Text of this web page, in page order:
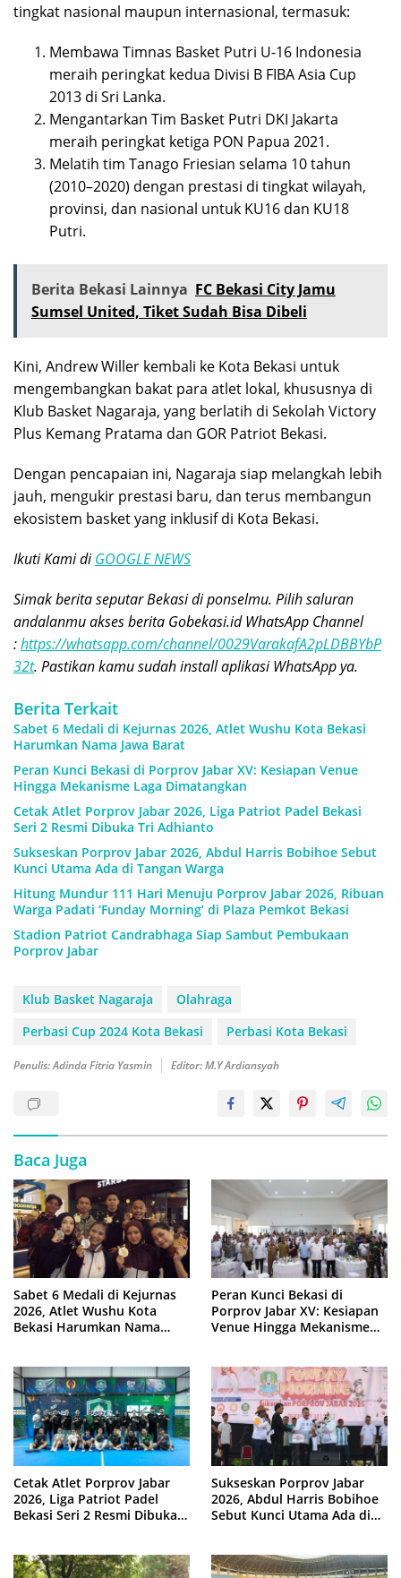
tingkat nasional maupun internasional, termasuk:
Membawa Timnas Basket Putri U-16 Indonesia
meraih peringkat kedua Divisi B FIBA Asia Cup
2013 di Sri Lanka.
Mengantarkan Tim Basket Putri DKI Jakarta
meraih peringkat ketiga PON Papua 2021.
Melatih tim Tanago Friesian selama 10 tahun
(2010–2020) dengan prestasi di tingkat wilayah,
provinsi, dan nasional untuk KU16 dan KU18
Putri.
Berita Bekasi Lainnya FC Bekasi City Jamu
Sumsel United, Tiket Sudah Bisa Dibeli
Kini, Andrew Willer kembali ke Kota Bekasi untuk
mengembangkan bakat para atlet lokal, khususnya di
Klub Basket Nagaraja, yang berlatih di Sekolah Victory
Plus Kemang Pratama dan GOR Patriot Bekasi.
Dengan pencapaian ini, Nagaraja siap melangkah lebih
jauh, mengukir prestasi baru, dan terus membangun
ekosistem basket yang inklusif di Kota Bekasi.
Ikuti Kami diGOOGLE NEWS
Simak berita seputar Bekasi di ponselmu. Pilih saluran
andalanmu akses berita Gobekasi.id WhatsApp Channel
:https://whatsapp.com/channel/0029VarakafA2pLDBBYbP
32t. Pastikan kamu sudah install aplikasi WhatsApp ya.
Berita Terkait
Sabet 6 Medali di Kejurnas 2026, Atlet Wushu Kota Bekasi
Harumkan Nama Jawa Barat
Peran Kunci Bekasi di Porprov Jabar XV: Kesiapan Venue
Hingga Mekanisme Laga Dimatangkan
Cetak Atlet Porprov Jabar 2026, Liga Patriot Padel Bekasi
Seri 2 Resmi Dibuka Tri Adhianto
Sukseskan Porprov Jabar 2026, Abdul Harris Bobihoe Sebut
Kunci Utama Ada di Tangan Warga
Hitung Mundur 111 Hari Menuju Porprov Jabar 2026, Ribuan
Warga Padati ‘Funday Morning’ di Plaza Pemkot Bekasi
Stadion Patriot Candrabhaga Siap Sambut Pembukaan
Porprov Jabar
Klub Basket Nagaraja
Olahraga
Perbasi Cup 2024 Kota Bekasi
Perbasi Kota Bekasi
Penulis: Adinda Fitria Yasmin Editor: M.Y Ardiansyah
Baca Juga
Sabet 6 Medali di Kejurnas
2026, Atlet Wushu Kota
Bekasi Harumkan Nama
Peran Kunci Bekasi di
Porprov Jabar XV: Kesiapan
Venue Hingga Mekanisme
Cetak Atlet Porprov Jabar
2026, Liga Patriot Padel
Bekasi Seri 2 Resmi Dibuka
Sukseskan Porprov Jabar
2026, Abdul Harris Bobihoe
Sebut Kunci Utama Ada di